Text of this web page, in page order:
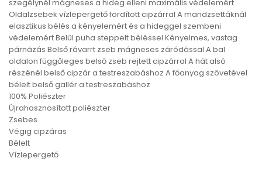
szegélynél mágneses a hideg elleni maximális védelemért
Oldalzsebek vízlepergető fordított cipzárral A mandzsettáknál
elasztikus bélés a kényelemért és a hideggel szembeni
védelemért Belül puha steppelt béléssel Kényelmes, vastag
párnázás Belső rávarrt zseb mágneses záródással A bal
oldalon függőleges belső zseb rejtett cipzárral A hát alsó
részénél belső cipzár a testreszabáshoz A főanyag szövetével
bélelt belső gallér a testreszabáshoz
100% Poliészter
Újrahasznosított poliészter
Zsebes
Végig cipzáras
Bélelt
Vízlepergető